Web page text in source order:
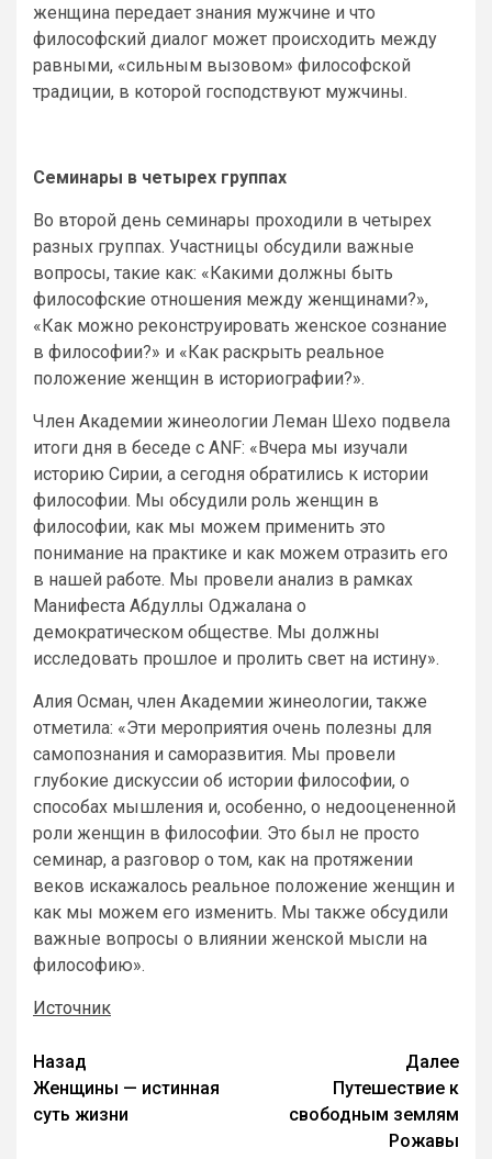
женщина передает знания мужчине и что
философский диалог может происходить между
равными, «сильным вызовом» философской
традиции, в которой господствуют мужчины.
Семинары в четырех группах
Во второй день семинары проходили в четырех
разных группах. Участницы обсудили важные
вопросы, такие как: «Какими должны быть
философские отношения между женщинами?»,
«Как можно реконструировать женское сознание
в философии?» и «Как раскрыть реальное
положение женщин в историографии?».
Член Академии жинеологии Леман Шехо подвела
итоги дня в беседе с ANF: «Вчера мы изучали
историю Сирии, а сегодня обратились к истории
философии. Мы обсудили роль женщин в
философии, как мы можем применить это
понимание на практике и как можем отразить его
в нашей работе. Мы провели анализ в рамках
Манифеста Абдуллы Оджалана о
демократическом обществе. Мы должны
исследовать прошлое и пролить свет на истину».
Алия Осман, член Академии жинеологии, также
отметила: «Эти мероприятия очень полезны для
самопознания и саморазвития. Мы провели
глубокие дискуссии об истории философии, о
способах мышления и, особенно, о недооцененной
роли женщин в философии. Это был не просто
семинар, а разговор о том, как на протяжении
веков искажалось реальное положение женщин и
как мы можем его изменить. Мы также обсудили
важные вопросы о влиянии женской мысли на
философию».
Источник
Назад
Женщины — истинная
суть жизни
Далее
Путешествие к
свободным землям
Рожавы